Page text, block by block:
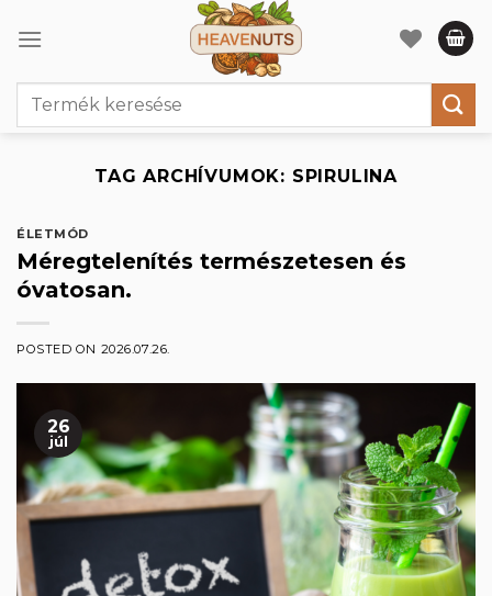
Keresés
TAG ARCHÍVUMOK: SPIRULINA
ÉLETMÓD
Méregtelenítés természetesen és
óvatosan.
POSTED ON 2026.07.26.
26
júl